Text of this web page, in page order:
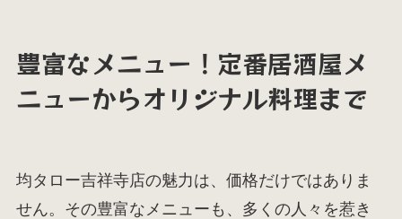
豊富なメニュー！定番居酒屋メ
ニューからオリジナル料理まで
均タロー吉祥寺店の魅力は、価格だけではありま
せん。その豊富なメニューも、多くの人々を惹き